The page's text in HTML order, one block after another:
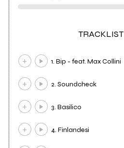
TRACKLIST
1. Bip - feat. Max Collini
2. Soundcheck
3. Basilico
4. Finlandesi